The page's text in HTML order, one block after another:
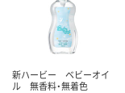
新ハービー ベビーオイ
ル 無香料・無着色